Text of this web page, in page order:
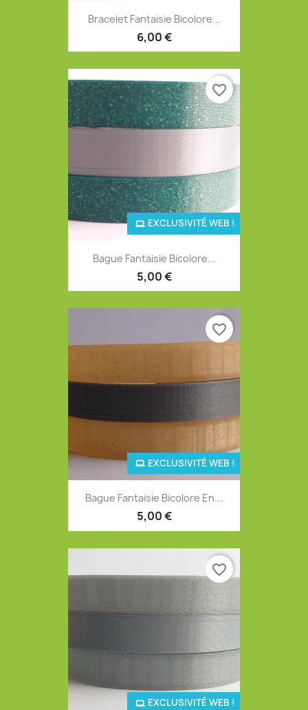
Bracelet Fantaisie Bicolore...
6,00 €
Bague Fantaisie Bicolore...
5,00 €
EXCLUSIVITÉ WEB !
favorite_border
Bague Fantaisie Bicolore En...
5,00 €
EXCLUSIVITÉ WEB !
favorite_border
EXCLUSIVITÉ WEB !
favorite_border